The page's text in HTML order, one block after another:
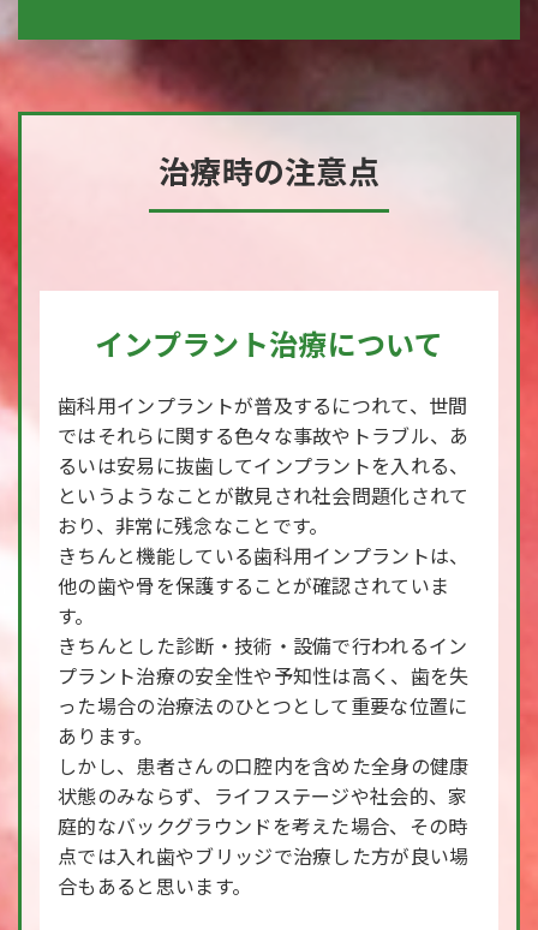
治療時の注意点
インプラント治療について
歯科用インプラントが普及するにつれて、世間
ではそれらに関する色々な事故やトラブル、あ
るいは安易に抜歯してインプラントを入れる、
というようなことが散見され社会問題化されて
おり、非常に残念なことです。
きちんと機能している歯科用インプラントは、
他の歯や骨を保護することが確認されていま
す。
きちんとした診断・技術・設備で行われるイン
プラント治療の安全性や予知性は高く、歯を失
った場合の治療法のひとつとして重要な位置に
あります。
しかし、患者さんの口腔内を含めた全身の健康
状態のみならず、ライフステージや社会的、家
庭的なバックグラウンドを考えた場合、その時
点では入れ歯やブリッジで治療した方が良い場
合もあると思います。